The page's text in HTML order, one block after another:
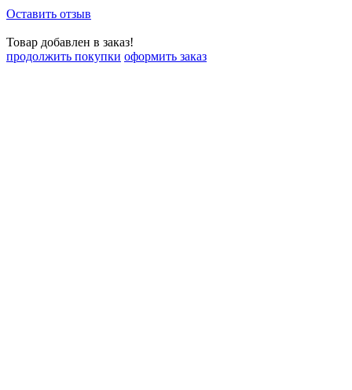
Оставить отзыв
Товар добавлен в заказ!
продолжить покупки оформить заказ